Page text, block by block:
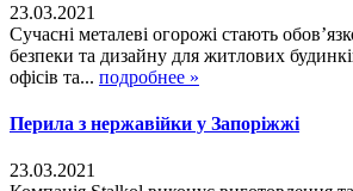
23.03.2021
Сучасні металеві огорожі стають
безпеки та дизайну для житлових
офісів та... подробнее »
Перила з нержавійки у Запоріжжі
23.03.2021